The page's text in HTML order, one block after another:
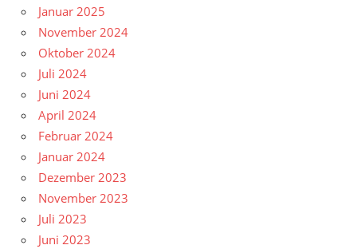
Januar 2025
November 2024
Oktober 2024
Juli 2024
Juni 2024
April 2024
Februar 2024
Januar 2024
Dezember 2023
November 2023
Juli 2023
Juni 2023